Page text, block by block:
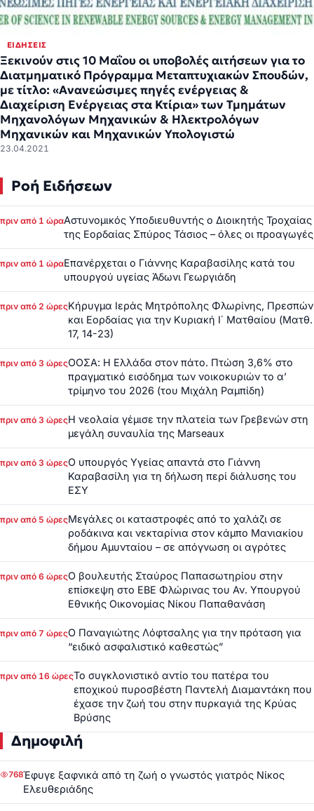
ΕΙΔΉΣΕΙΣ
Ξεκινούν στις 10 Μαΐου οι υποβολές αιτήσεων για το
Διατμηματικό Πρόγραμμα Μεταπτυχιακών Σπουδών,
με τίτλο: «Ανανεώσιμες πηγές ενέργειας &
Διαχείριση Ενέργειας στα Κτίρια» των Τμημάτων
Μηχανολόγων Μηχανικών & Ηλεκτρολόγων
Μηχανικών και Μηχανικών Υπολογιστώ
23.04.2021
Ροή Ειδήσεων
πριν από 1 ώραΑστυνομικός Υποδιευθυντής ο Διοικητής Τροχαίας
της Εορδαίας Σπύρος Τάσιος – όλες οι προαγωγές
πριν από 1 ώραΕπανέρχεται ο Γιάννης Καραβασίλης κατά του
υπουργού υγείας Άδωνι Γεωργιάδη
πριν από 2 ώρεςΚήρυγμα Ιεράς Μητρόπολης Φλωρίνης, Πρεσπών
και Εορδαίας για την Κυριακή Ι΄ Ματθαίου (Ματθ.
17, 14-23)
πριν από 3 ώρεςΟΟΣΑ: Η Ελλάδα στον πάτο. Πτώση 3,6% στο
πραγματικό εισόδημα των νοικοκυριών το α’
τρίμηνο του 2026 (του Μιχάλη Ραμπίδη)
πριν από 3 ώρεςΗ νεολαία γέμισε την πλατεία των Γρεβενών στη
μεγάλη συναυλία της Marseaux
πριν από 3 ώρεςΟ υπουργός Υγείας απαντά στο Γιάννη
Καραβασίλη για τη δήλωση περί διάλυσης του
ΕΣΥ
πριν από 5 ώρεςΜεγάλες οι καταστροφές από το χαλάζι σε
ροδάκινα και νεκταρίνια στον κάμπο Μανιακίου
δήμου Αμυνταίου – σε απόγνωση οι αγρότες
πριν από 6 ώρεςΟ βουλευτής Σταύρος Παπασωτηρίου στην
επίσκεψη στο ΕΒΕ Φλώρινας του Αν. Υπουργού
Εθνικής Οικονομίας Νίκου Παπαθανάση
πριν από 7 ώρεςΟ Παναγιώτης Λόφτσαλης για την πρόταση για
“ειδικό ασφαλιστικό καθεστώς”
πριν από 16 ώρεςΤο συγκλονιστικό αντίο του πατέρα του
εποχικού πυροσβέστη Παντελή Διαμαντάκη που
έχασε την ζωή του στην πυρκαγιά της Κρύας
Βρύσης
Δημοφιλή
768Έφυγε ξαφνικά από τη ζωή ο γνωστός γιατρός Νίκος
Ελευθεριάδης